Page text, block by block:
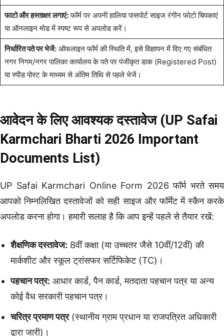
फाटो और हस्ताक्षर लगाएं:फॉर्म पर अपनी हालिया पासपोर्ट साइज रंगीन फोटो चिपकाएं
या ऑनलाइन मोड में स्पष्ट रूप से अपलोड करें।
निर्धारित पते पर भेजें:ऑफलाइन फॉर्म की स्थिति में, इसे विज्ञापन में दिए गए संबंधित
नगर निगम/नगर पालिका कार्यालय के पते पर पंजीकृत डाक (Registered Post)
या स्पीड पोस्ट के माध्यम से अंतिम तिथि से पहले भेजें।
आवेदन के लिए आवश्यक दस्तावेज (UP Safai
Karmchari Bharti 2026 Important
Documents List)
UP Safai Karmchari Online Form 2026 फॉर्म भरते समय
आपको निम्नलिखित दस्तावेजों को सही साइज और फॉर्मेट में स्कैन करके
अपलोड करना होगा। हमारी सलाह है कि आप इन्हें पहले से तैयार रखें:
शैक्षणिक दस्तावेज: 8वीं कक्षा (या उच्चतर जैसे 10वीं/12वीं) की
मार्कशीट और स्कूल ट्रांसफर सर्टिफिकेट (TC)।
पहचान पत्र: आधार कार्ड, पैन कार्ड, मतदाता पहचान पत्र या अन्य
कोई वैध सरकारी पहचान पत्र।
चरित्र प्रमाण पत्र(स्थानीय ग्राम प्रधान या राजपत्रित अधिकारी
द्वारा जारी)।